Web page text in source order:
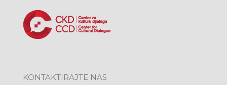
KONTAKTIRAJTE NAS